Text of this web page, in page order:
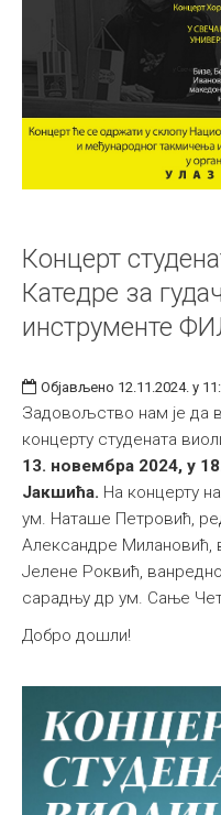
Концерт
Катедре за
инструменте
Објављено 12.11.2024. у
Задовољство нам је да
концерту студената
13. новембра 2024, у
Јакшића. На концерту
ум. Наташе Петровић,
Александре Милановић,
Јелене Роквић,
сарадњу др ум. Сањe
Добро дошли!